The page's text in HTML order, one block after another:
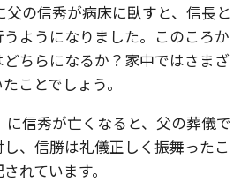
父の信秀が病床に臥すと、信長と
ようになりました。このころか
ちらになるか？家中ではさまざ
ことでしょう。
に信秀が亡くなると、父の葬儀で
、信勝は礼儀正しく振舞ったこ
れています。